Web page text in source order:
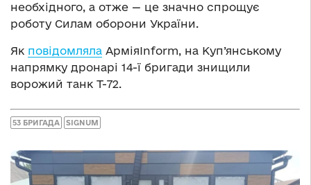
необхідного, а отже — це значно спрощує
роботу Силам оборони України.
Як повідомляла АрміяInform, на Куп’янському
напрямку дронарі 14-ї бригади знищили
ворожий танк Т-72.
53 БРИГАДА SIGNUM